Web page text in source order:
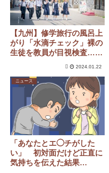
【九州】修学旅行の風呂上
がり「水滴チェック」裸の
生徒を教員が目視検査…中
2024.01.22
ニュース
「あなたとエ◯チがした
い」 初対面だけど正直に
気持ちを伝えた結果…